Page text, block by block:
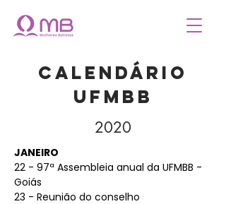
CALENDÁRIO
UFMBB
2020
JANEIRO
22 - 97ª Assembleia anual da UFMBB -
Goiás
23 - Reunião do conselho